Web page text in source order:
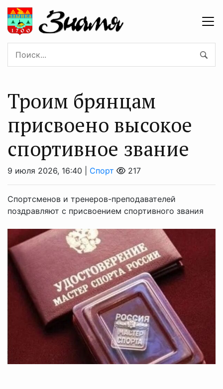
Троим брянцам
присвоено высокое
спортивное звание
9 июля 2026, 16:40 | Спорт 217
Спортсменов и тренеров-преподавателей
поздравляют с присвоением спортивного звания